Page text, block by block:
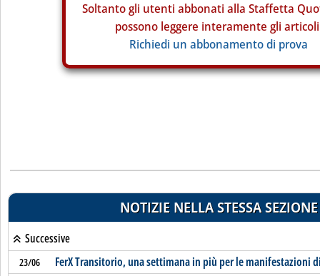
Soltanto gli utenti abbonati alla Staffetta
possono leggere interamente gli
Richiedi un abbonamento di prova
NOTIZIE NELLA STESSA SEZIONE
Successive
23/06 FerX Transitorio, una settimana in più per le manifestazioni